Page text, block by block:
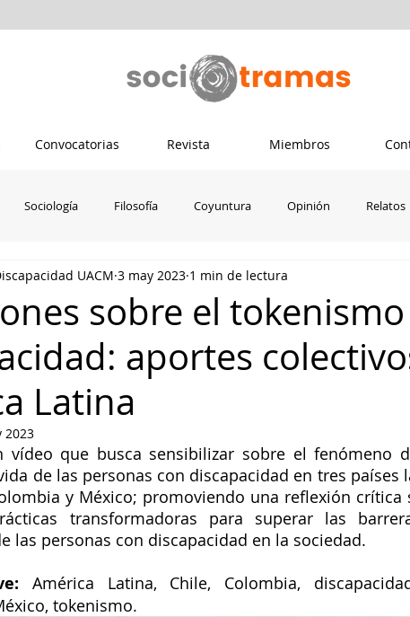
Convocatorias Revista Miembros
Sociología Filosofía Coyuntura Opinión Relatos
Psicología Ecuador Colombia
sobre el
aportes
Latina
UACM 3 may 2023 1 min de lectura
2023
vídeo que busca sensibilizar sobre el fenómeno
de las personas con discapacidad en tres países
y México; promoviendo una reflexión
transformadoras para superar las
las personas con discapacidad en la sociedad.
América Latina, Chile, Colombia,
tokenismo.